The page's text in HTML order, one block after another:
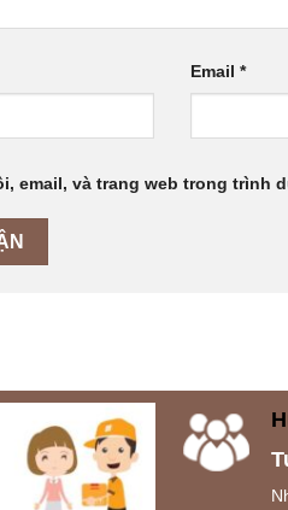
Email *
email, và trang web trong trình